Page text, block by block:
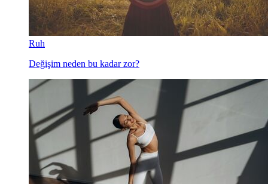
Ruh
Değişim neden bu kadar zor?